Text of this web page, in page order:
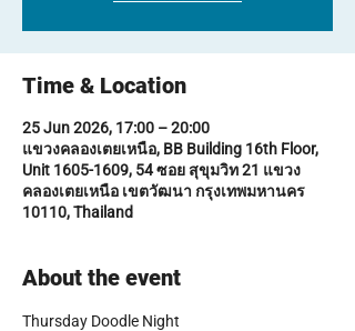
Time & Location
25 Jun 2026, 17:00 – 20:00
แขวงคลองเตยเหนือ, BB Building 16th Floor,
Unit 1605-1609, 54 ซอย สุขุมวิท 21 แขวง
คลองเตยเหนือ เขตวัฒนา กรุงเทพมหานคร
10110, Thailand
About the event
Thursday Doodle Night